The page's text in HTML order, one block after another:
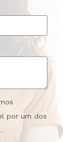
por um dos